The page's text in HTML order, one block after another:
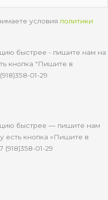
условия политики
быстрее - пишите нам на
кнопка "Пишите в
01-29
быстрее — пишите нам
есть кнопка «Пишите в
01-29